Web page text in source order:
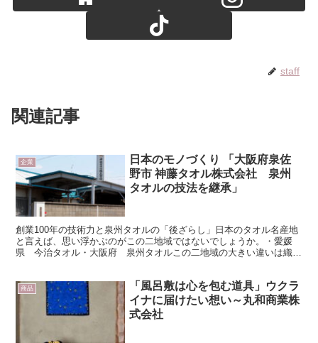
staff
関連記事
企業
日本のモノづくり 「大阪府泉佐
野市 神藤タオル株式会社 泉州
タオルの技法を継承」
創業100年の技術力と泉州タオルの「後ざらし」日本のタオル名産地
と言えば、思い浮かぶのがこの二地域ではないでしょうか。・愛媛
県 今治タオル・大阪府 泉州タオルこの二地域の大きい違いは織物
商品
「風呂敷は心を包む道具」ウクラ
イナに届けたい想い～丸和商業株
式会社